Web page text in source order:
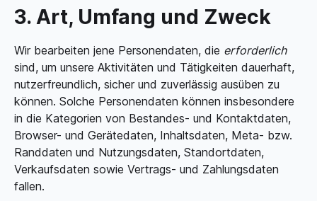
3. Art, Umfang und Zweck
Wir bearbeiten jene Personendaten, die erforderlich
sind, um unsere Aktivitäten und Tätigkeiten dauerhaft,
nutzerfreundlich, sicher und zuverlässig ausüben zu
können. Solche Personendaten können insbesondere
in die Kategorien von Bestandes- und Kontaktdaten,
Browser- und Gerätedaten, Inhaltsdaten, Meta- bzw.
Randdaten und Nutzungsdaten, Standortdaten,
Verkaufsdaten sowie Vertrags- und Zahlungsdaten
fallen.